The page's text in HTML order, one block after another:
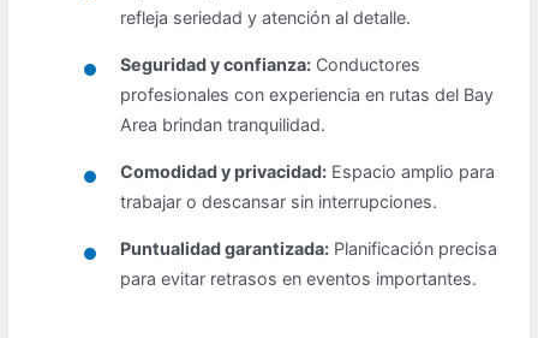
refleja seriedad y atención al detalle.
Seguridad y confianza: Conductores
profesionales con experiencia en rutas del Bay
Area brindan tranquilidad.
Comodidad y privacidad: Espacio amplio para
trabajar o descansar sin interrupciones.
Puntualidad garantizada: Planificación precisa
para evitar retrasos en eventos importantes.